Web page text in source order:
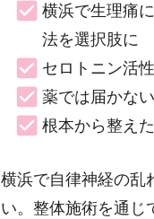
横浜で生理痛
法を選択肢に
セロトニン活
薬では届かな
根本から整え
横浜で自律神経の乱
い。整体施術を通じ